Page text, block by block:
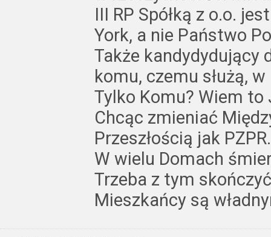
III RP Spółką z o.o.
York, a nie Państwo
Także kandydydujący
komu, czemu służą,
Tylko Komu? Wiem to
Chcąc zmieniać
Przeszłością jak
W wielu Domach
Trzeba z tym
Mieszkańcy są